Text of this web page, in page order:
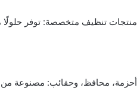
منتجات تنظيف متخصصة: توفر حلولًا
أحزمة، محافظ، وحقائب: مصنوعة من